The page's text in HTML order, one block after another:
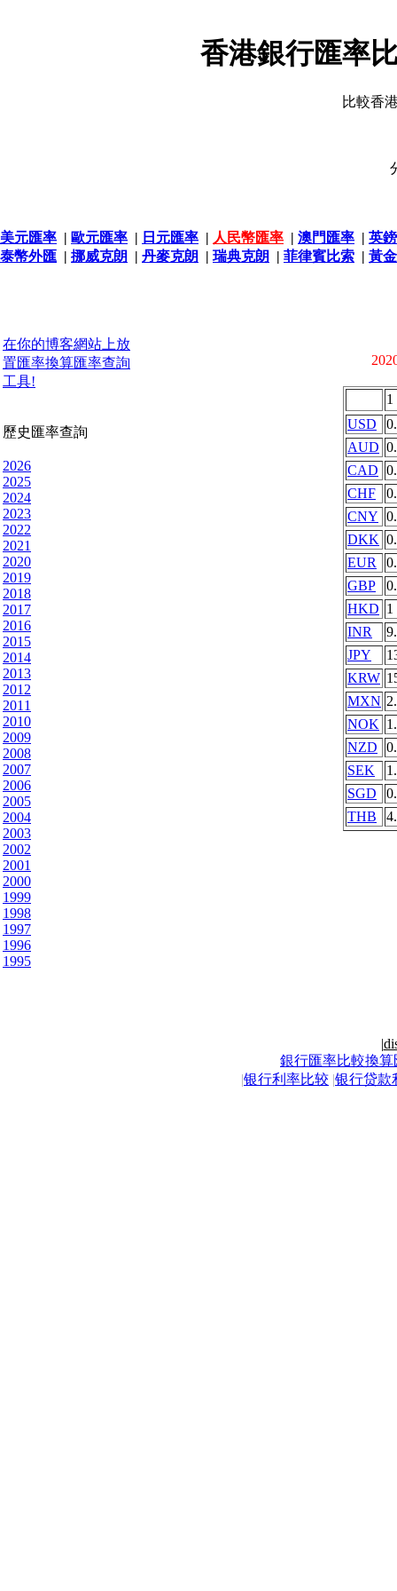
香港銀行匯率
比較香
美元匯率 | 歐元匯率 | 日元匯率 | 人民幣匯率 | 澳門匯率 | 英
泰幣外匯 | 挪威克朗 | 丹麥克朗 | 瑞典克朗 | 菲律賓比索 | 黃
在你的博客網站上放
置匯率換算匯率查詢
工具!
歷史匯率查詢
2026
2025
2024
2023
2022
2021
2020
2019
2018
2017
2016
2015
2014
2013
2012
2011
2010
2009
2008
2007
2006
2005
2004
2003
2002
2001
2000
1999
1998
1997
1996
1995
1
USD
AUD
CAD
CHF
CNY
DKK
EUR
GBP
HKD 1
INR
JPY
KRW
MXN
NOK
NZD
SEK
SGD
THB
|
銀行匯率比較換算
|银行利率比较 |银行贷款